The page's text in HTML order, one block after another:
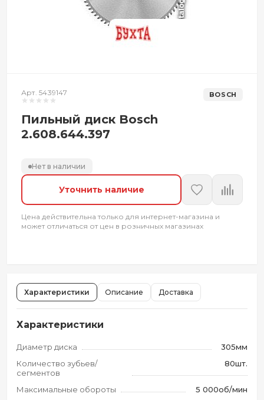
Арт. 5439147 BOSCH
Пильный диск Bosch
2.608.644.397
Нет в наличии
Уточнить наличие
Цена действительна только для интернет-магазина и
может отличаться от цен в розничных магазинах
Характеристики Описание Доставка
Характеристики
Диаметр диска
305мм
Количество зубьев/
сегментов
80шт.
Максимальные обороты
5 000об/мин